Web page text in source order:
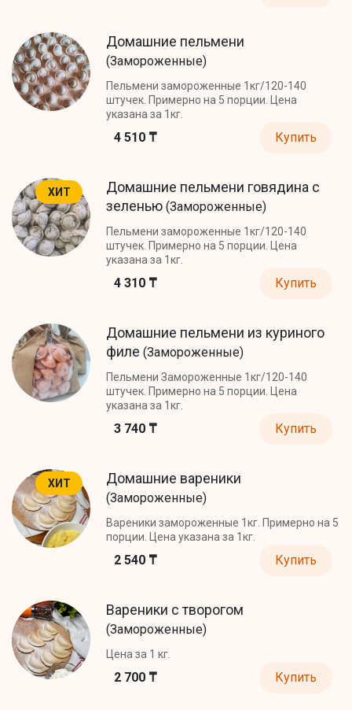
Домашние пельмени
(Замороженные)
Пельмени замороженные 1кг/120-140
штучек. Примерно на 5 порции. Цена
указана за 1кг.
4 510 ₸ Купить
ХИТ
Домашние пельмени говядина с
зеленью (Замороженные)
Пельмени замороженные 1кг/120-140
штучек. Примерно на 5 порции. Цена
указана за 1кг.
4 310 ₸ Купить
Домашние пельмени из куриного
филе (Замороженные)
Пельмени Замороженные 1кг/120-140
штучек. Примерно на 5 порции. Цена
указана за 1кг.
3 740 ₸ Купить
ХИТ Домашние вареники
(Замороженные)
Вареники замороженные 1кг. Примерно на 5
порции. Цена указана за 1кг.
2 540 ₸ Купить
Вареники с творогом
(Замороженные)
Цена за 1 кг.
2 700 ₸ Купить